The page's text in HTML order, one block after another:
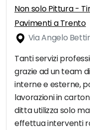
Non solo Pittura -
Pavimenti a Trento
Via Angelo
Tanti servizi
grazie ad un team
interne e esterne,
lavorazioni in
ditta utilizza solo
effettua interventi